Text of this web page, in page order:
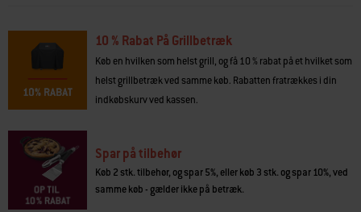
grill ikke bare tilbereder mad – de skaber minder.
· Porcelænsemaljeret overflade er ridsefast og rustfri
· Plads til mad til 6-8 personer
· Holdbar grillrist i belagt stål
temperaturen
· Lågkrog til at hænge låget på siden af bunden under grillningen
· Askeopsamler beskytter din terrasse mod snavs
· Nem at flytte rundt ved hjælp af to slidstærke og vejrbestandige hjul
· Varmebestandige håndtag på låg og bund
10 % Rabat På Grillbetræk
Køb en hvilken som helst grill, og få 10 % rabat på et hvilket som
helst grillbetræk ved samme køb. Rabatten fratrækkes i din
indkøbskurv ved kassen.
Spar på tilbehør
Køb 2 stk. tilbehør, og spar 5%, eller køb 3 stk. og spar 10%, ved
samme køb - gælder ikke på betræk.